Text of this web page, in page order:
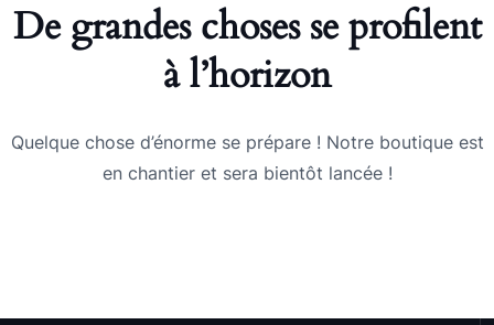
De grandes choses se profilent
à l’horizon
Quelque chose d’énorme se prépare ! Notre boutique est
en chantier et sera bientôt lancée !